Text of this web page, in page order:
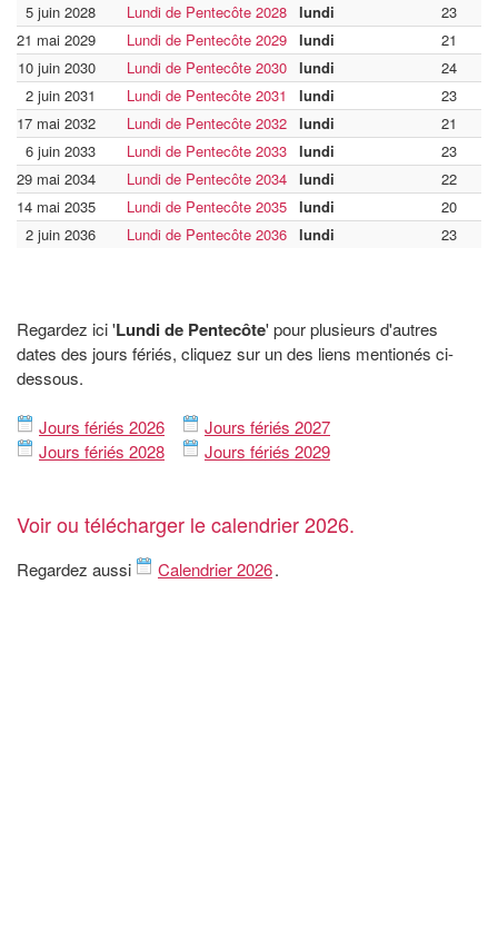
5 juin 2028
Lundi de Pentecôte 2028 lundi
23
21 mai 2029
Lundi de Pentecôte 2029 lundi
21
10 juin 2030
Lundi de Pentecôte 2030 lundi
24
2 juin 2031
Lundi de Pentecôte 2031 lundi
23
17 mai 2032
Lundi de Pentecôte 2032 lundi
21
6 juin 2033
Lundi de Pentecôte 2033 lundi
23
29 mai 2034
Lundi de Pentecôte 2034 lundi
22
14 mai 2035
Lundi de Pentecôte 2035 lundi
20
2 juin 2036
Lundi de Pentecôte 2036 lundi 23
Regardez ici 'Lundi de Pentecôte' pour plusieurs d'autres
dates des jours fériés, cliquez sur un des liens mentionés ci-
dessous.
Jours fériés 2026
Jours fériés 2027
Jours fériés 2028
Jours fériés 2029
Voir ou télécharger le calendrier 2026.
Regardez aussi Calendrier 2026.